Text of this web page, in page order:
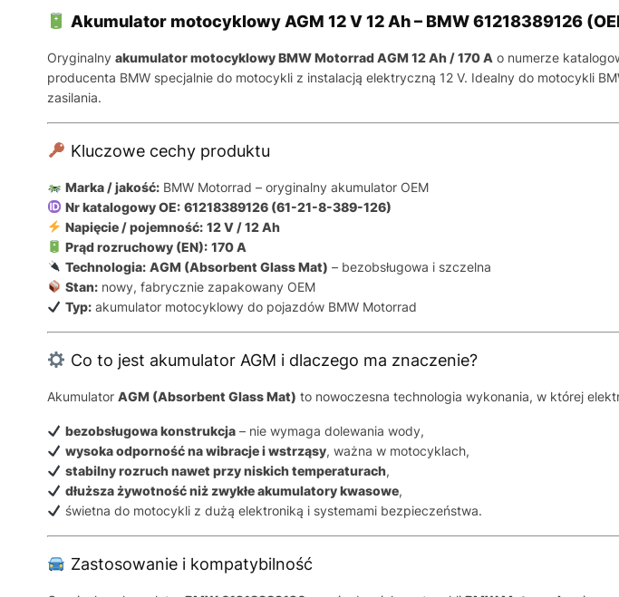
Akumulator motocyklowy AGM 12 V 12 Ah – BMW 61218389126
Oryginalny akumulator motocyklowy BMW Motorrad AGM 12 Ah / 170 A o numerze
producenta BMW specjalnie do motocykli z instalacją elektryczną 12 V. Idealny do motocykli
zasilania.
Kluczowe cechy produktu
Marka / jakość:BMW Motorrad – oryginalny akumulator OEM
Nr katalogowy OE: 61218389126 (61-21-8-389-126)
Napięcie / pojemność: 12 V / 12 Ah
Prąd rozruchowy (EN): 170 A
Technologia: AGM (Absorbent Glass Mat) – bezobsługowa i szczelna
Stan:nowy, fabrycznie zapakowany OEM
Typ:akumulator motocyklowy do pojazdów BMW Motorrad
Co to jest akumulator AGM i dlaczego ma znaczenie?
Akumulator AGM (Absorbent Glass Mat) to nowoczesna technologia wykonania, w której
bezobsługowa konstrukcja– nie wymaga dolewania wody,
wysoka odporność na wibracje i wstrząsy, ważna w motocyklach,
stabilny rozruch nawet przy niskich temperaturach,
dłuższa żywotność niż zwykłe akumulatory kwasowe,
świetna do motocykli z dużą elektroniką i systemami bezpieczeństwa.
Zastosowanie i kompatybilność